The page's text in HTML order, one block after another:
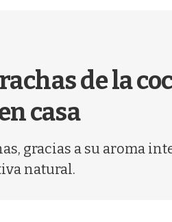
de la
casa
gracias a su aroma
natural.